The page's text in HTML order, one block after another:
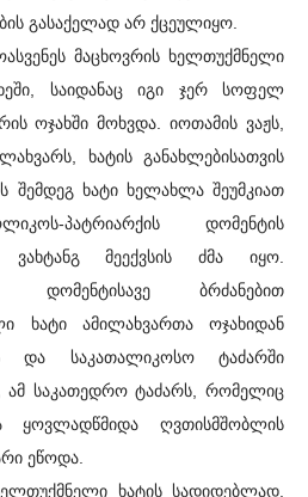
გასაქელად არ ქცეულიყო.
მაცხოვრის ხელთუქმნელი
საიდანაც იგი ჯერ სოფელ
ოჯახში მოხვდა. იოთამის ვაჟს,
ხატის განახლებისათვის
შემდეგ ხატი ხელახლა შეუმკიათ
პატრიარქის დომენტის
მეექვსის ძმა იყო.
დომენტისავე ბრძანებით
ხატი ამილახვართა ოჯახიდან
და საკათალიკოსო ტაძარში
ამ საკათედრო ტაძარს, რომელიც
ყოვლადწმიდა ღვთისმშობლის
ეწოდა.
ხატის სადიდებლად,